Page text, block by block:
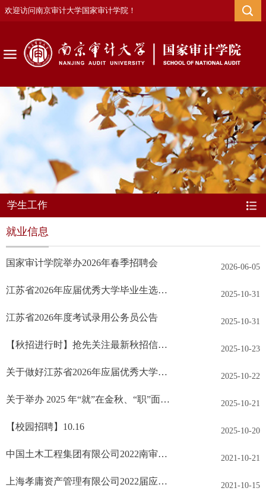
欢迎访问南京审计大学国家审计学院！
学生工作
就业信息
国家审计学院举办2026年春季招聘会 2026-06-05
江苏省2026年应届优秀大学毕业生选调乡镇（街道）职位报名有关事项公告 2025-10-31
江苏省2026年度考试录用公务员公告 2025-10-31
【秋招进行时】抢先关注最新秋招信息！ 2025-10-23
关于做好江苏省2026年应届优秀大学毕业生选调工作的通知 2025-10-22
关于举办 2025 年“就”在金秋、“职”面 未来秋季校园招聘活动的通知 2025-10-21
【校园招聘】10.16 2025-10-20
中国土木工程集团有限公司2022南审招聘简章 2021-10-21
上海孝庸资产管理有限公司2022届应届毕业生招聘简章 2021-10-15